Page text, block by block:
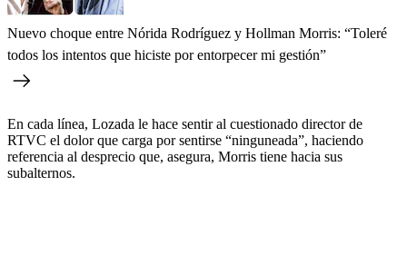
Nuevo choque entre Nórida Rodríguez y Hollman Morris: “Toleré
todos los intentos que hiciste por entorpecer mi gestión”
En cada línea, Lozada le hace sentir al cuestionado director de
RTVC el dolor que carga por sentirse “ninguneada”, haciendo
referencia al desprecio que, asegura, Morris tiene hacia sus
subalternos.